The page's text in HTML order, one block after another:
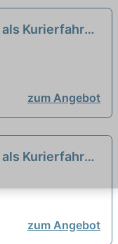
Kurierfahrer
zum Angebot
Kurierfahrer
zum Angebot